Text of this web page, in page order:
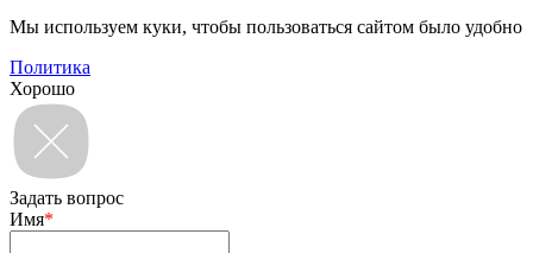
Мы используем куки, чтобы пользоваться сайтом было удобно
Политика
Хорошо
Задать вопрос
Имя*